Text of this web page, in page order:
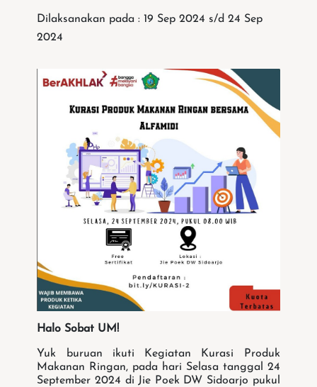
Dilaksanakan pada : 19 Sep 2024 s/d 24 Sep
2024
Halo Sobat UM!
Yuk buruan ikuti Kegiatan Kurasi Produk
Makanan Ringan, pada hari Selasa tanggal 24
September 2024 di Jie Poek DW Sidoarjo pukul